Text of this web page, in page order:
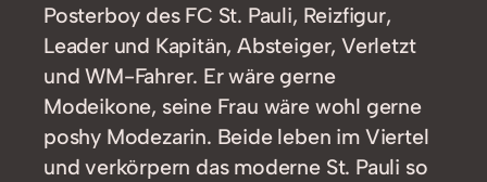
Posterboy des FC St. Pauli, Reizfigur,
Leader und Kapitän, Absteiger, Verletzt
und WM-Fahrer. Er wäre gerne
Modeikone, seine Frau wäre wohl gerne
poshy Modezarin. Beide leben im Viertel
und verkörpern das moderne St. Pauli so